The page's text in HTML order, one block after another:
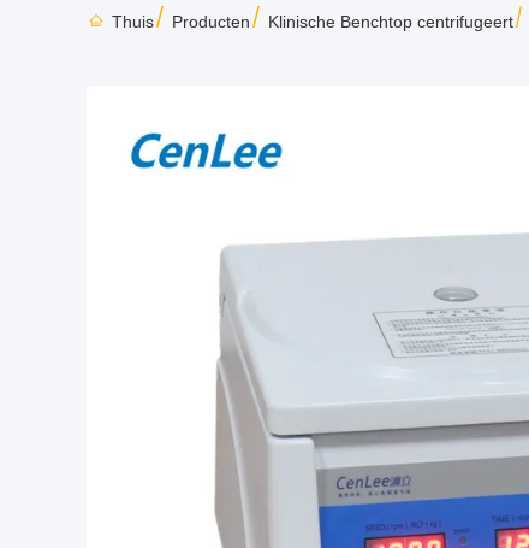
Thuis Producten Klinische Benchtop centrifugeert